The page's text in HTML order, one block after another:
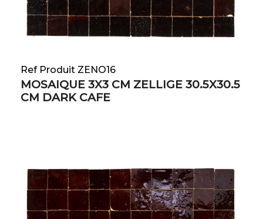
Ref Produit ZENO16
MOSAIQUE 3X3 CM ZELLIGE 30.5X30.5
CM DARK CAFE